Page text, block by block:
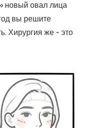
новый овал лица
вы решите
Хирургия же - это